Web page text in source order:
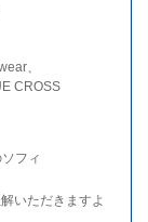
、
CROSS
フィ
いただきますよ